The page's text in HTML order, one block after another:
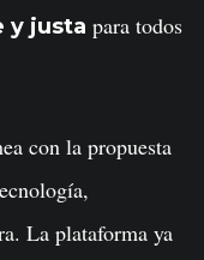
y justa para todos
con la propuesta
La plataforma ya